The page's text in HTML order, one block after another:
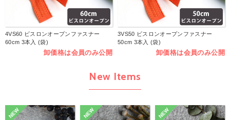
4VS60 ビスロンオープンファスナー
60cm 3本入 (袋)
卸価格は会員のみ公開
3VS50 ビスロンオープンファスナー
50cm 3本入 (袋)
卸価格は会員のみ公開
New Items
NEW NEW NEW